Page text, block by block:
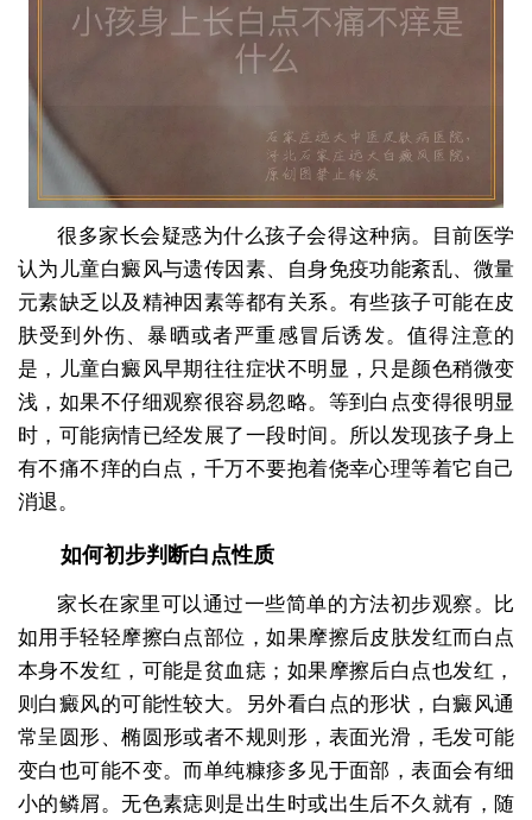
很多家长会疑惑为什么孩子会得这种病。目前医学
认为儿童白癜风与遗传因素、自身免疫功能紊乱、微量
元素缺乏以及精神因素等都有关系。有些孩子可能在皮
肤受到外伤、暴晒或者严重感冒后诱发。值得注意的
是，儿童白癜风早期往往症状不明显，只是颜色稍微变
浅，如果不仔细观察很容易忽略。等到白点变得很明显
时，可能病情已经发展了一段时间。所以发现孩子身上
有不痛不痒的白点，千万不要抱着侥幸心理等着它自己
消退。
如何初步判断白点性质
家长在家里可以通过一些简单的方法初步观察。比
如用手轻轻摩擦白点部位，如果摩擦后皮肤发红而白点
本身不发红，可能是贫血痣；如果摩擦后白点也发红，
则白癜风的可能性较大。另外看白点的形状，白癜风通
常呈圆形、椭圆形或者不规则形，表面光滑，毛发可能
变白也可能不变。而单纯糠疹多见于面部，表面会有细
小的鳞屑。无色素痣则是出生时或出生后不久就有，随